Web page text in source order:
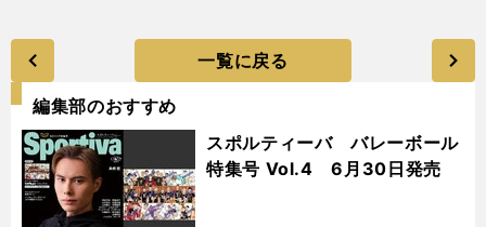
一覧に戻る
編集部のおすすめ
スポルティーバ バレーボール
特集号 Vol.4 6月30日発売